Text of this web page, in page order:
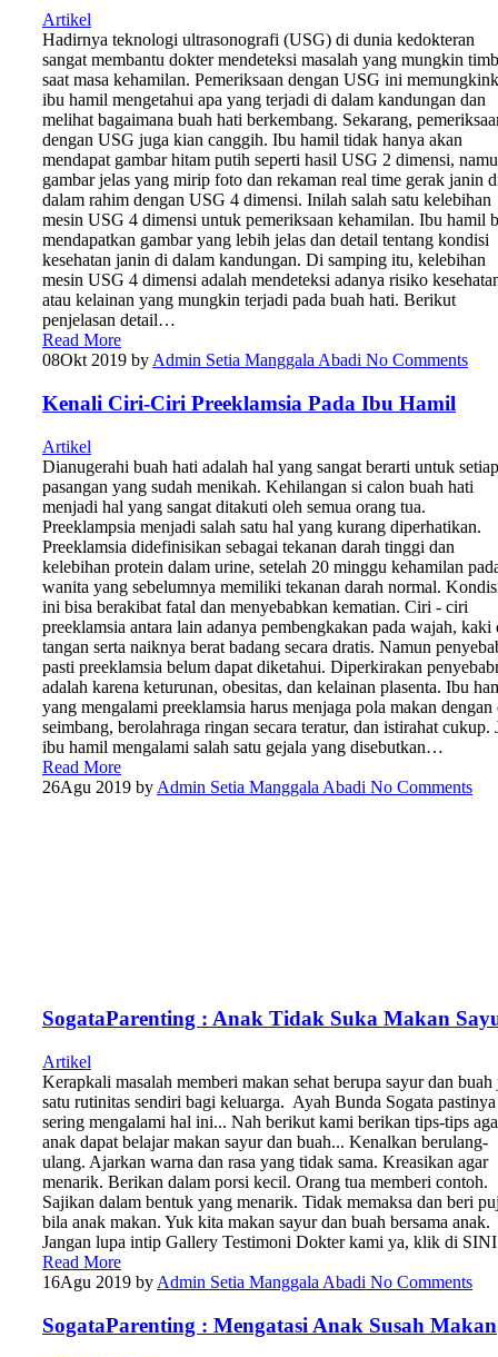
Artikel
Hadirnya teknologi ultrasonografi (USG) di dunia kedokteran
sangat membantu dokter mendeteksi masalah yang mungkin
saat masa kehamilan. Pemeriksaan dengan USG ini
ibu hamil mengetahui apa yang terjadi di dalam kandungan dan
melihat bagaimana buah hati berkembang. Sekarang,
dengan USG juga kian canggih. Ibu hamil tidak hanya akan
mendapat gambar hitam putih seperti hasil USG 2 dimensi,
gambar jelas yang mirip foto dan rekaman real time gerak janin
dalam rahim dengan USG 4 dimensi. Inilah salah satu kelebihan
mesin USG 4 dimensi untuk pemeriksaan kehamilan. Ibu hamil
mendapatkan gambar yang lebih jelas dan detail tentang kondisi
kesehatan janin di dalam kandungan. Di samping itu, kelebihan
mesin USG 4 dimensi adalah mendeteksi adanya risiko
atau kelainan yang mungkin terjadi pada buah hati. Berikut
penjelasan detail…
Read More
08Okt 2019 by Admin Setia Manggala Abadi No Comments
Kenali Ciri-Ciri Preeklamsia Pada Ibu Hamil
Artikel
Dianugerahi buah hati adalah hal yang sangat berarti untuk setiap
pasangan yang sudah menikah. Kehilangan si calon buah hati
menjadi hal yang sangat ditakuti oleh semua orang tua.
Preeklampsia menjadi salah satu hal yang kurang diperhatikan.
Preeklamsia didefinisikan sebagai tekanan darah tinggi dan
kelebihan protein dalam urine, setelah 20 minggu kehamilan
wanita yang sebelumnya memiliki tekanan darah normal.
ini bisa berakibat fatal dan menyebabkan kematian. Ciri - ciri
preeklamsia antara lain adanya pembengkakan pada wajah, kaki
tangan serta naiknya berat badang secara dratis. Namun
pasti preeklamsia belum dapat diketahui. Diperkirakan
adalah karena keturunan, obesitas, dan kelainan plasenta. Ibu
yang mengalami preeklamsia harus menjaga pola makan dengan
seimbang, berolahraga ringan secara teratur, dan istirahat cukup.
ibu hamil mengalami salah satu gejala yang disebutkan…
Read More
26Agu 2019 by Admin Setia Manggala Abadi No Comments
SogataParenting : Anak Tidak Suka Makan
Artikel
Kerapkali masalah memberi makan sehat berupa sayur dan buah
satu rutinitas sendiri bagi keluarga. Ayah Bunda Sogata pastinya
sering mengalami hal ini... Nah berikut kami berikan tips-tips
anak dapat belajar makan sayur dan buah... Kenalkan berulang-
ulang. Ajarkan warna dan rasa yang tidak sama. Kreasikan agar
menarik. Berikan dalam porsi kecil. Orang tua memberi contoh.
Sajikan dalam bentuk yang menarik. Tidak memaksa dan beri
bila anak makan. Yuk kita makan sayur dan buah bersama anak.
Jangan lupa intip Gallery Testimoni Dokter kami ya, klik di SINI
Read More
16Agu 2019 by Admin Setia Manggala Abadi No Comments
SogataParenting : Mengatasi Anak Susah Makan